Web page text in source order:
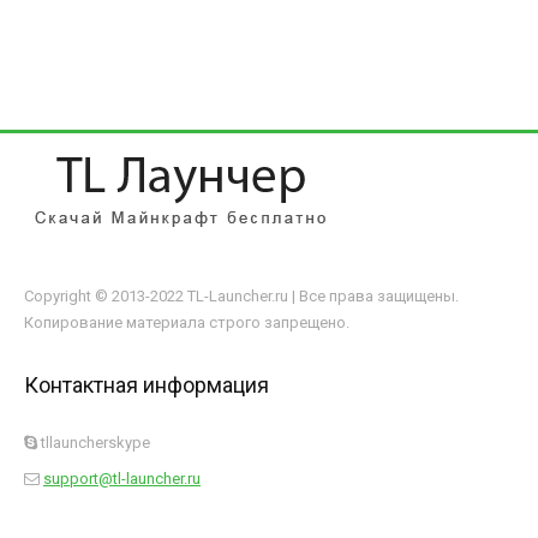
Copyright © 2013-2022 TL-Launcher.ru | Все права защищены.
Копирование материала строго запрещено.
Контактная информация
tllauncherskype
support@tl-launcher.ru